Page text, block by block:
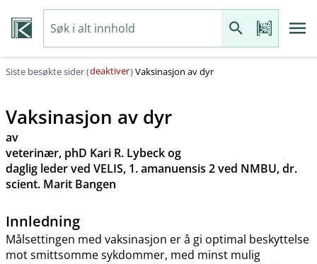
Siste besøkte sider (deaktiver)Vaksinasjon av dyr
Vaksinasjon av dyr
av
veterinær, phD Kari R. Lybeck og
daglig leder ved VELIS, 1. amanuensis 2 ved NMBU, dr.
scient. Marit Bangen
Innledning
Målsettingen med vaksinasjon er å gi optimal beskyttelse
mot smittsomme sykdommer, med minst mulig